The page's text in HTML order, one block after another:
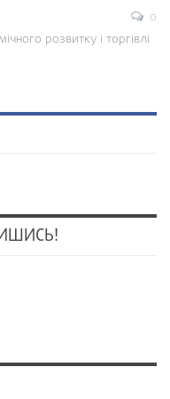
0
розвитку і торгівлі